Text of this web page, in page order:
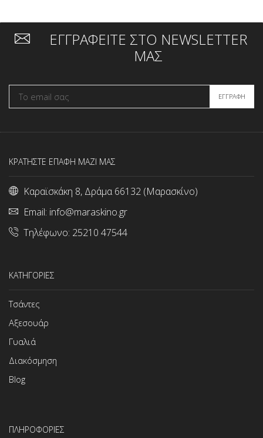
ΕΓΓΡΑΦΕΙΤΕ ΣΤΟ NEWSLETTER
ΜΑΣ
ΚΡΑΤΗΣΤΕ ΕΠΑΦΗ ΜΑΖΙ ΜΑΣ
Καραϊσκάκη 8, Δράμα 66132 (Μαρασκίνο)
Email: info@maraskino.gr
Τηλέφωνο: 25210 47544
ΚΑΤΗΓΟΡΙΕΣ
Τσάντες
Αξεσουάρ
Γυαλιά
Διακόσμηση
Blog
ΠΛΗΡΟΦΟΡΙΕΣ